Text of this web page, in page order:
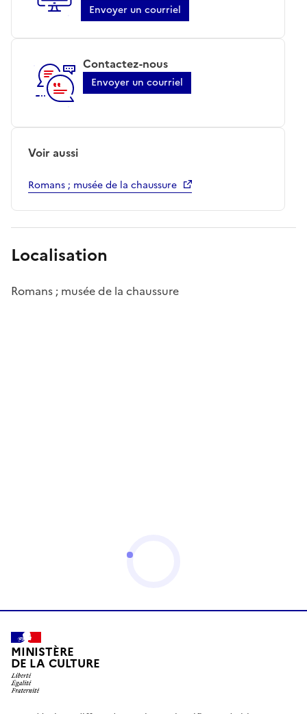
Envoyer un courriel
Contactez-nous
Envoyer un courriel
Voir aussi
Romans ; musée de la chaussure
Localisation
Romans ; musée de la chaussure
MINISTÈRE
DE LA CULTURE